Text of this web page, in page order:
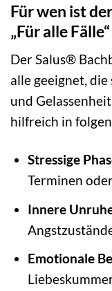
Für wen ist
„Für alle
Der Salus®
alle geeignet,
und
hilfreich in
Stressige
Terminen
Innere
Emotionale